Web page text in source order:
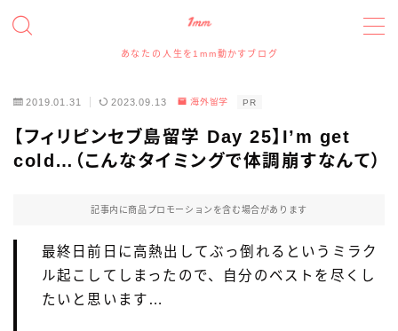
あなたの人生を1mm動かすブログ
アイコン、アイキャッチイラスト、ヘッダー、図解イラ
スポンサー、記事寄稿、記事広告、レビュー等のご依
頼について
2019.01.31 2023.09.13 海外留学 PR
【フィリピンセブ島留学 Day 25】I’m get
cold…（こんなタイミングで体調崩すなんて）
記事内に商品プロモーションを含む場合があります
最終日前日に高熱出してぶっ倒れるというミラク
ル起こしてしまったので、自分のベストを尽くし
たいと思います…